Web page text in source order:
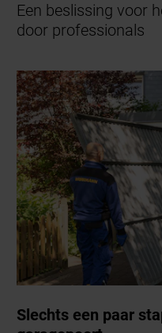
Een beslissing voor
door professionals
Slechts een paar